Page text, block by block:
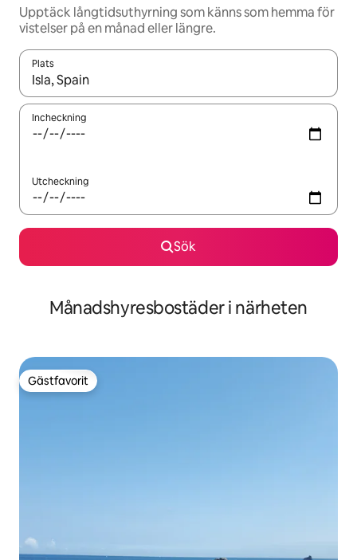
Upptäck långtidsuthyrning som känns som hemma för
vistelser på en månad eller längre.
Plats
När resultaten är tillgängliga kan du navigera med upp- och
Incheckning
Utcheckning
Sök
Månadshyresbostäder i närheten
Gästfavorit
Gästfavorit